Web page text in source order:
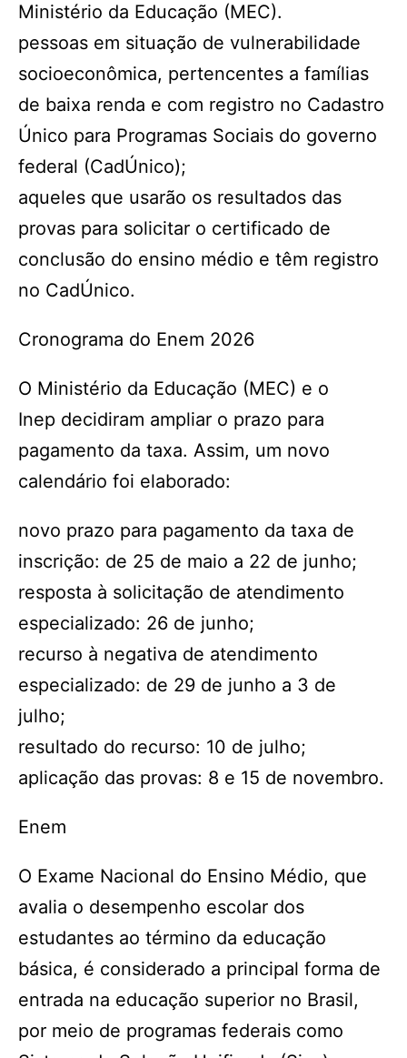
Ministério da Educação (MEC).
pessoas em situação de vulnerabilidade
socioeconômica, pertencentes a famílias
de baixa renda e com registro no Cadastro
Único para Programas Sociais do governo
federal (CadÚnico);
aqueles que usarão os resultados das
provas para solicitar o certificado de
conclusão do ensino médio e têm registro
no CadÚnico.
Cronograma do Enem 2026
O Ministério da Educação (MEC) e o
Inep decidiram ampliar o prazo para
pagamento da taxa. Assim, um novo
calendário foi elaborado:
novo prazo para pagamento da taxa de
inscrição: de 25 de maio a 22 de junho;
resposta à solicitação de atendimento
especializado: 26 de junho;
recurso à negativa de atendimento
especializado: de 29 de junho a 3 de
julho;
resultado do recurso: 10 de julho;
aplicação das provas: 8 e 15 de novembro.
Enem
O Exame Nacional do Ensino Médio, que
avalia o desempenho escolar dos
estudantes ao término da educação
básica, é considerado a principal forma de
entrada na educação superior no Brasil,
por meio de programas federais como